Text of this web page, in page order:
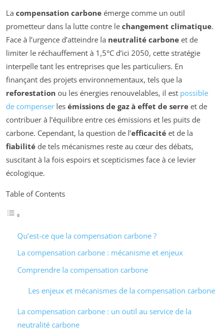
La compensation carbone émerge comme un outil
prometteur dans la lutte contre le changement climatique.
Face à l’urgence d’atteindre la neutralité carbone et de
limiter le réchauffement à 1,5°C d’ici 2050, cette stratégie
interpelle tant les entreprises que les particuliers. En
finançant des projets environnementaux, tels que la
reforestation ou les énergies renouvelables, il est possible
de compenser les émissions de gaz à effet de serre et de
contribuer à l’équilibre entre ces émissions et les puits de
carbone. Cependant, la question de l’efficacité et de la
fiabilité de tels mécanismes reste au cœur des débats,
suscitant à la fois espoirs et scepticismes face à ce levier
écologique.
Table of Contents
Qu’est-ce que la compensation carbone ?
La compensation carbone : mécanisme et enjeux
Comprendre la compensation carbone
Les enjeux et mécanismes de la compensation carbone
La compensation carbone : un outil au service de la
neutralité carbone